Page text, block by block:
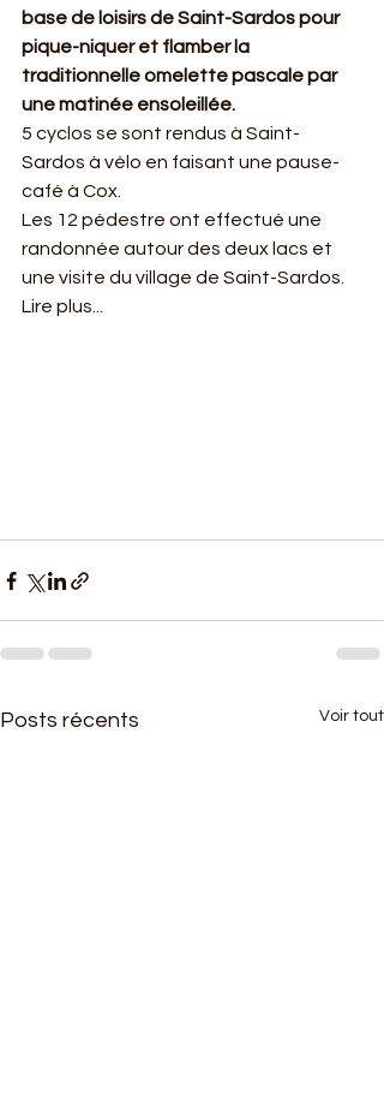
base de loisirs de Saint-Sardos pour
pique-niquer et flamber la
traditionnelle omelette pascale par
une matinée ensoleillée.
5 cyclos se sont rendus à Saint-
Sardos à vélo en faisant une pause-
café à Cox.
Les 12 pédestre ont effectué une
randonnée autour des deux lacs et
une visite du village de Saint-Sardos.
Lire plus...
Posts récents Voir tout